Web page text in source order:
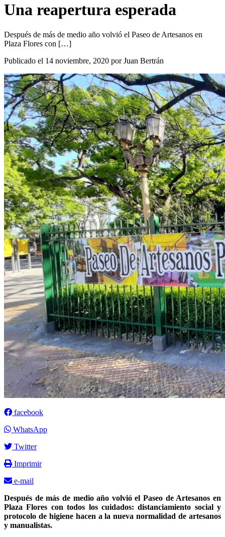
Una reapertura esperada
Después de más de medio año volvió el Paseo de Artesanos en
Plaza Flores con […]
Publicado el 14 noviembre, 2020 por Juan Bertrán
facebook
WhatsApp
Twitter
Imprimir
e-mail
Después de más de medio año volvió el Paseo de Artesanos en
Plaza Flores con todos los cuidados: distanciamiento social y
protocolo de higiene hacen a la nueva normalidad de artesanos
y manualistas.